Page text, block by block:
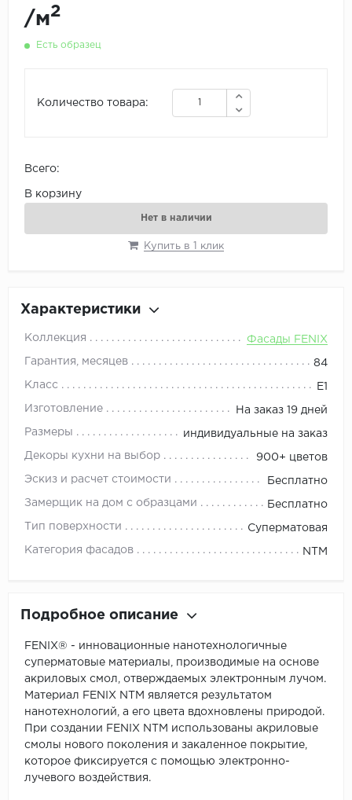
/м2
Есть образец
Количество товара:
Всего:
В корзину
Нет в наличии
Купить в 1 клик
Характеристики
Коллекция Фасады FENIX
Гарантия, месяцев 84
Класс E1
Изготовление На заказ 19 дней
Размеры индивидуальные на заказ
Декоры кухни на выбор 900+ цветов
Эскиз и расчет стоимости Бесплатно
Замерщик на дом с образцами Бесплатно
Тип поверхности Суперматовая
Категория фасадов NTM
Подробное описание
FENIX® - инновационные нанотехнологичные
суперматовые материалы, производимые на основе
акриловых смол, отверждаемых электронным лучом.
Материал FENIX NTM является результатом
нанотехнологий, а его цвета вдохновлены природой.
При создании FENIX NTM использованы акриловые
смолы нового поколения и закаленное покрытие,
которое фиксируется с помощью электронно-
лучевого воздействия.